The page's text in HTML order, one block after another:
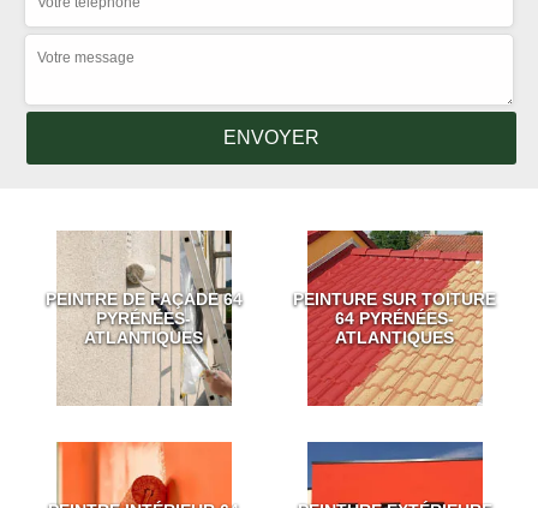
PEINTRE DE FAÇADE 64
PYRÉNÉES-
ATLANTIQUES
PEINTURE SUR TOITURE
64 PYRÉNÉES-
ATLANTIQUES